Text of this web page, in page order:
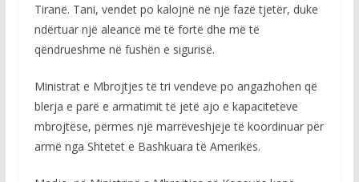
Tiranë. Tani, vendet po kalojnë në një fazë tjetër, duke
ndërtuar një aleancë më të fortë dhe më të
qëndrueshme në fushën e sigurisë.
Ministrat e Mbrojtjes të tri vendeve po angazhohen që
blerja e parë e armatimit të jetë ajo e kapaciteteve
mbrojtëse, përmes një marrëveshjeje të koordinuar për
armë nga Shtetet e Bashkuara të Amerikës.